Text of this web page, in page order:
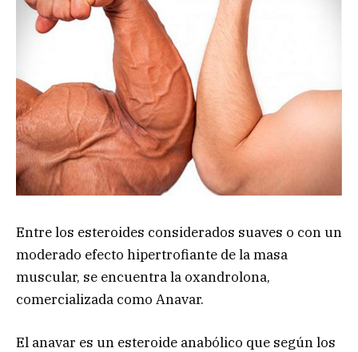
Entre los esteroides considerados suaves o con un
moderado efecto hipertrofiante de la masa
muscular, se encuentra la oxandrolona,
comercializada como Anavar.
El anavar es un esteroide anabólico que según los